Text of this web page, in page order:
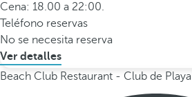
Cena: 18.00 a 22:00.
Teléfono reservas
No se necesita reserva
Ver detalles
Beach Club Restaurant - Club de Playa